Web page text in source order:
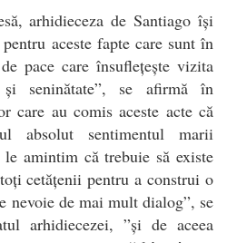
arhidieceza de Santiago își
aceste fapte care sunt în
pace care însuflețește vizita
seninătate”, se afirmă în
care au comis aceste acte că
absolut sentimentul marii
amintim că trebuie să existe
cetățenii pentru a construi o
nevoie de mai mult dialog”, se
arhidiecezei, ”și de aceea